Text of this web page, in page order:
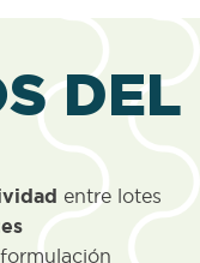
DEL
entre lotes